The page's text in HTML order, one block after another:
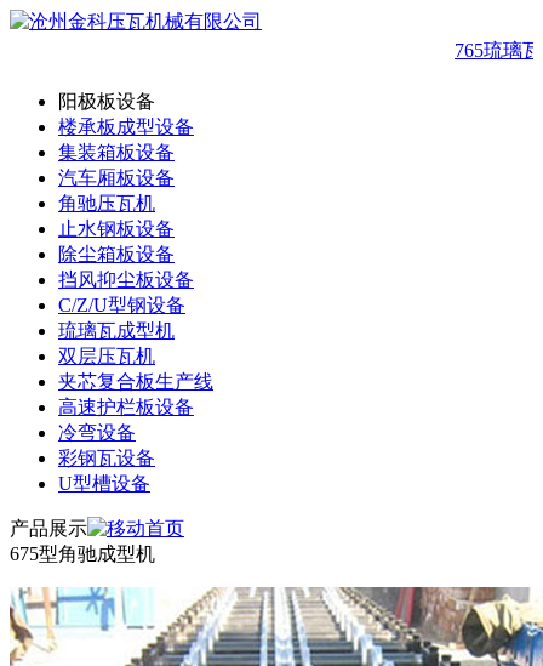
765琉璃
阳极板设备
楼承板成型设备
集装箱板设备
汽车厢板设备
角驰压瓦机
止水钢板设备
除尘箱板设备
挡风抑尘板设备
C/Z/U型钢设备
琉璃瓦成型机
双层压瓦机
夹芯复合板生产线
高速护栏板设备
冷弯设备
彩钢瓦设备
U型槽设备
产品展示
675型角驰成型机